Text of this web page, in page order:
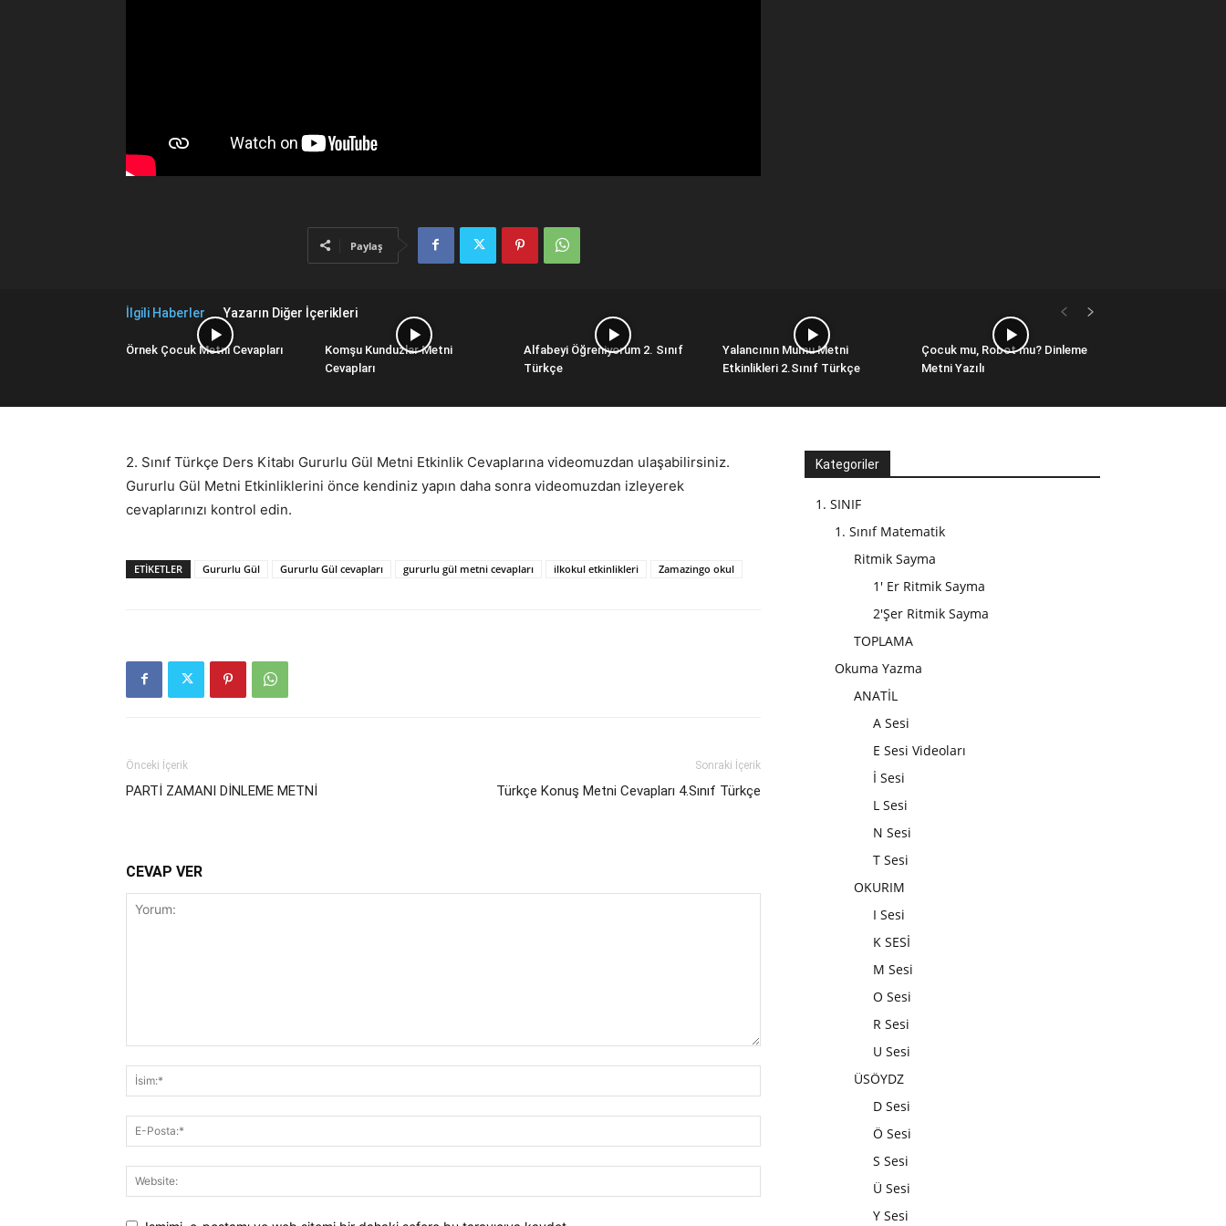
Paylaş
İlgili Haberler Yazarın Diğer İçerikleri
Örnek Çocuk Metni Cevapları
Komşu Kunduzlar Metni
Cevapları
Alfabeyi Öğreniyorum 2. Sınıf
Türkçe
Yalancının Mumu Metni
Etkinlikleri 2.Sınıf Türkçe
Çocuk mu, Robot mu? Dinleme
Metni Yazılı
2. Sınıf Türkçe Ders Kitabı Gururlu Gül Metni Etkinlik Cevaplarına videomuzdan ulaşabilirsiniz.
Gururlu Gül Metni Etkinliklerini önce kendiniz yapın daha sonra videomuzdan izleyerek
cevaplarınızı kontrol edin.
ETİKETLER Gururlu Gül Gururlu Gül cevapları gururlu gül metni cevapları ilkokul etkinlikleri Zamazingo okul
Önceki İçerik
PARTİ ZAMANI DİNLEME METNİ
Sonraki İçerik
Türkçe Konuş Metni Cevapları 4.Sınıf Türkçe
CEVAP VER
Kategoriler
1. SINIF
1. Sınıf Matematik
Ritmik Sayma
1' Er Ritmik Sayma
2'Şer Ritmik Sayma
TOPLAMA
Okuma Yazma
ANATİL
A Sesi
E Sesi Videoları
İ Sesi
L Sesi
N Sesi
T Sesi
OKURIM
I Sesi
K SESİ
M Sesi
O Sesi
R Sesi
U Sesi
ÜSÖYDZ
D Sesi
Ö Sesi
S Sesi
Ü Sesi
Y Sesi